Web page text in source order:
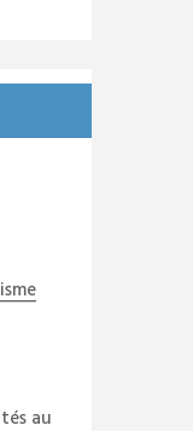
au